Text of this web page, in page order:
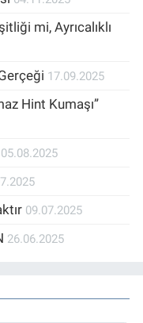
mi, Ayrıcalıklı
17.09.2025
Hint Kumaşı”
05.08.2025
09.07.2025
26.06.2025